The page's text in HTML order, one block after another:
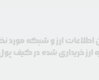
اطلاعات ارز و شبکه مورد
ارز خریداری شده در کیف